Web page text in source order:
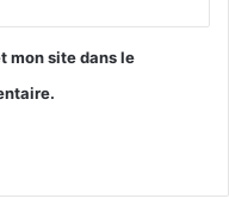
mon site dans le